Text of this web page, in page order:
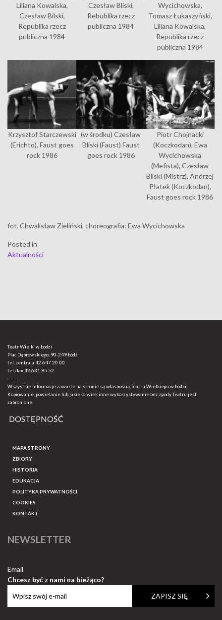
Liliana Kowalska,
Czesław Bilski,
Republika rzecz
publiczna 1984
Czesław Bliski,
Rebublika rzecz
publiczna 1984
Wycichowska,
Tomasz Łukaszyński,
Liliana Kowalska,
Republika rzecz
publiczna 1984
Krzysztof Starczewski
(Erichto), Faust goes
rock 1986
(w środku) Czesław
Bliski (Faust) Faust
goes rock 1986
Piotr Chojnacki
(Koczkodan), Ewa
Wycichowska
(Mefista), Czesław
Bliski (Mistrz), Andrzej
Płatek (Koczkodan),
Faust goes rock 1986
fot. Chwalisław Zieliński, choreografia: Ewa Wycichowska
Posted in
Aktualności
Teatr Wielki w Łodzi
Plac Dąbrowskiego, 90-249 Łódź
tel. centrala 42 647 20 00
tel./fax42 631 95 52
-------
Wszystkie informacje zawarte na stronie są własnością Teatru Wielkiego w Łodzi.
Kopiowanie, powielanie lub jakiekolwiek inne wykorzystywanie bez zgody Teatru jest
zabronione.
DOSTĘPNOŚĆ
MAPA STRONY
ZBIORY
HISTORIA
EDUKACJA
POLITYKA PRYWATNOŚCI
COOKIES
KONTAKT
NEWSLETTER
Email
Chcesz być z nami na bieżąco?